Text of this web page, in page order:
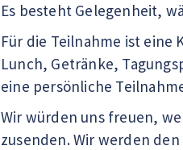
Es besteht Gelegenheit,
Für die Teilnahme ist eine
Lunch, Getränke,
eine persönliche
Wir würden uns freuen,
zusenden. Wir werden